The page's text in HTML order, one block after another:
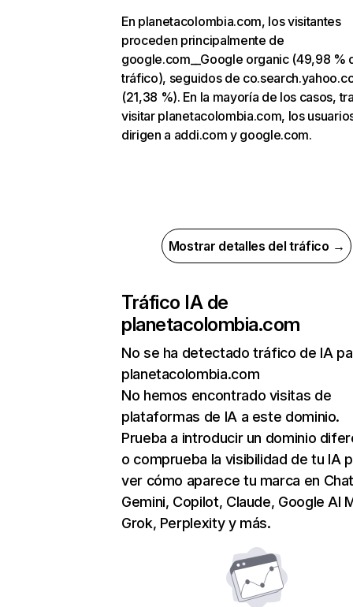
En planetacolombia.com, los visitantes
proceden principalmente de
google.com__Google organic (49,98 %
tráfico), seguidos de
(21,38 %). En la mayoría de los casos,
visitar planetacolombia.com, los
dirigen a addi.com y google.com.
Mostrar detalles del tráfico →
Tráfico IA de
planetacolombia.com
No se ha detectado tráfico de IA
planetacolombia.com
No hemos encontrado visitas de
plataformas de IA a este dominio.
Prueba a introducir un dominio
o comprueba la visibilidad de tu IA
ver cómo aparece tu marca en
Gemini, Copilot, Claude, Google AI
Grok, Perplexity y más.